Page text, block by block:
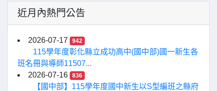
近月內熱門公告
2026-07-17 942
115學年度彰化縣立成功高中(國中部)國一新生各
班名冊與導師11507...
2026-07-16
836
【國中部】115學年度國中新生以S型編班之縣府